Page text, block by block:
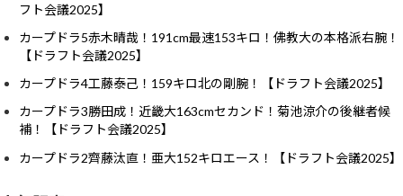
フト会議2025】
カープドラ5赤木晴哉！191cm最速153キロ！佛教大の本格派右腕！
【ドラフト会議2025】
カープドラ4工藤泰己！159キロ北の剛腕！【ドラフト会議2025】
カープドラ3勝田成！近畿大163cmセカンド！菊池涼介の後継者候
補！【ドラフト会議2025】
カープドラ2齊藤汰直！亜大152キロエース！【ドラフト会議2025】